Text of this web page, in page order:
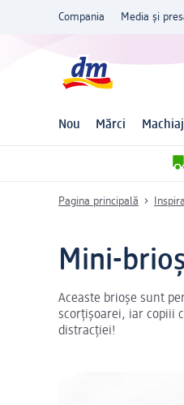
Compania Media și
Nou Mărci Machiaj
Pagina principală
Mini-
Aceaste brioșe sunt
scorțișoarei, iar copiii
distracției!